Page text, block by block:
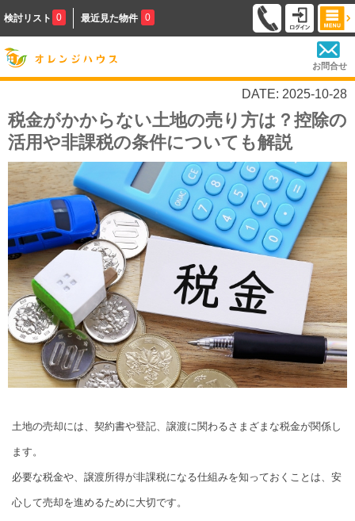
検討リスト 0 最近見た物件 0
お問合せ
DATE: 2025-10-28
税金がかからない土地の売り方は？控除の
活用や非課税の条件についても解説
土地の売却には、契約書や登記、譲渡に関わるさまざまな税金が関係し
ます。
必要な税金や、譲渡所得が非課税になる仕組みを知っておくことは、安
心して売却を進めるために大切です。